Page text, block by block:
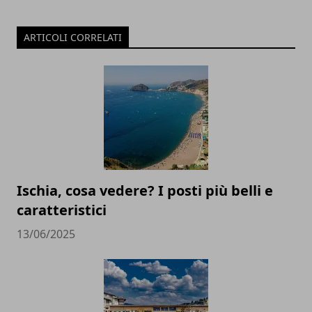
ARTICOLI CORRELATI
Ischia, cosa vedere? I posti più belli e
caratteristici
13/06/2025